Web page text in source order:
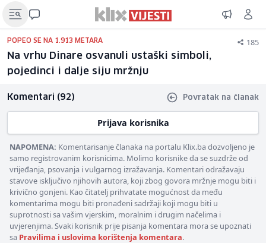
POPEO SE NA 1.913 METARA 185
Na vrhu Dinare osvanuli ustaški simboli,
pojedinci i dalje siju mržnju
Komentari (92) Povratak na članak
Prijava korisnika
NAPOMENA: Komentarisanje članaka na portalu Klix.ba dozvoljeno je
samo registrovanim korisnicima. Molimo korisnike da se suzdrže od
vrijeđanja, psovanja i vulgarnog izražavanja. Komentari odražavaju
stavove isključivo njihovih autora, koji zbog govora mržnje mogu biti i
krivično gonjeni. Kao čitatelj prihvatate mogućnost da među
komentarima mogu biti pronađeni sadržaji koji mogu biti u
suprotnosti sa vašim vjerskim, moralnim i drugim načelima i
uvjerenjima. Svaki korisnik prije pisanja komentara mora se upoznati
sa Pravilima i uslovima korištenja komentara.